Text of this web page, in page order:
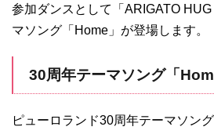
参加ダンスとして「ARIGATO
マソング「Home」が登場します。
30周年テーマソング「
ピューロランド30周年テーマソン